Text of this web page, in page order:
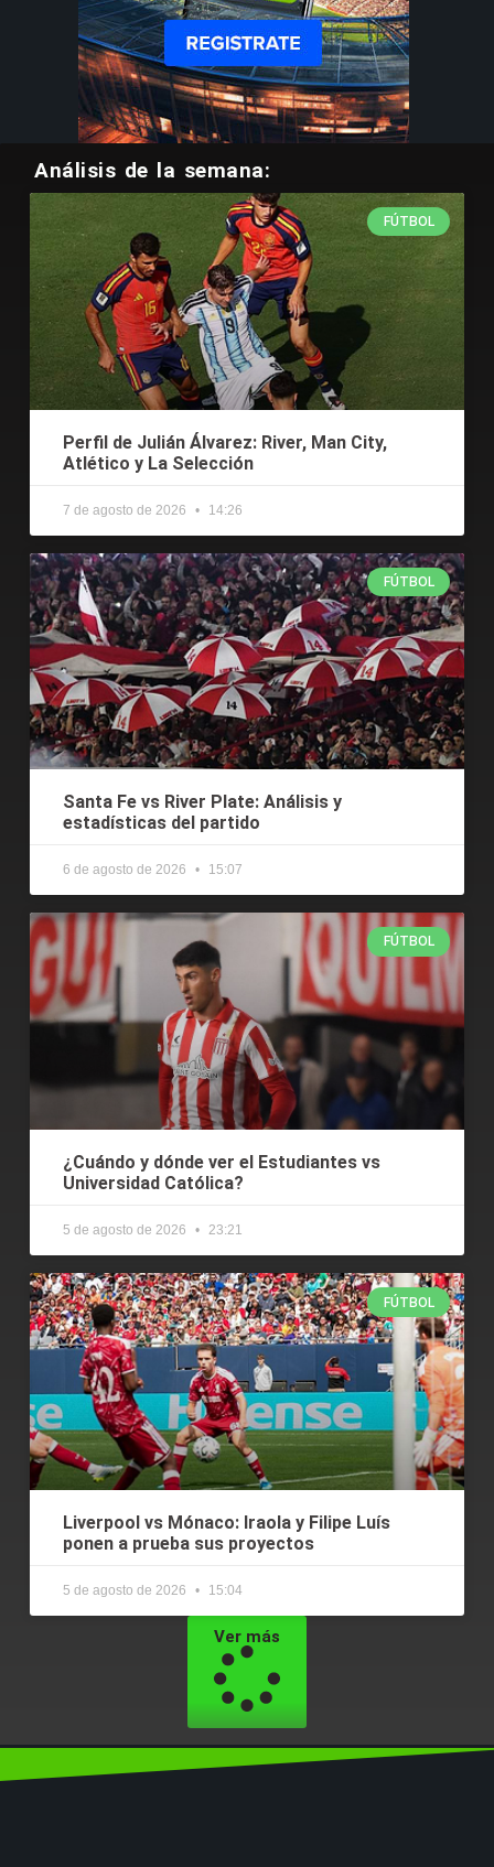
Análisis de la semana:
FÚTBOL
Perfil de Julián Álvarez: River, Man City,
Atlético y La Selección
7 de agosto de 2026 14:26
FÚTBOL
Santa Fe vs River Plate: Análisis y
estadísticas del partido
6 de agosto de 2026 15:07
FÚTBOL
¿Cuándo y dónde ver el Estudiantes vs
Universidad Católica?
5 de agosto de 2026 23:21
FÚTBOL
Liverpool vs Mónaco: Iraola y Filipe Luís
ponen a prueba sus proyectos
5 de agosto de 2026 15:04
Ver más